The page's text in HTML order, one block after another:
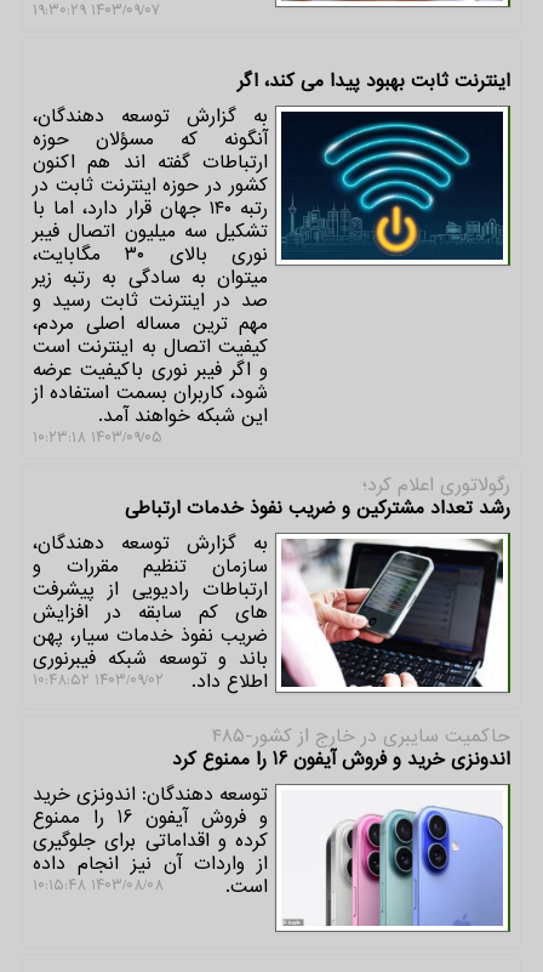
۱۴۰۳/۰۹/۰۷ ۱۹:۳۰:۲۹
اینترنت ثابت بهبود پیدا می کند، اگر
به گزارش توسعه دهندگان،
آنگونه که مسؤلان حوزه
ارتباطات گفته اند هم اکنون
کشور در حوزه اینترنت ثابت در
رتبه ۱۴۰ جهان قرار دارد، اما با
تشکیل سه میلیون اتصال فیبر
نوری بالای ۳۰ مگابایت،
میتوان به سادگی به رتبه زیر
صد در اینترنت ثابت رسید و
مهم ترین مساله اصلی مردم،
کیفیت اتصال به اینترنت است
و اگر فیبر نوری باکیفیت عرضه
شود، کاربران بسمت استفاده از
این شبکه خواهند آمد.
۱۴۰۳/۰۹/۰۵ ۱۰:۲۳:۱۸
رگولاتوری اعلام كرد؛
رشد تعداد مشترکین و ضریب نفوذ خدمات ارتباطی
به گزارش توسعه دهندگان،
سازمان تنظیم مقررات و
ارتباطات رادیویی از پیشرفت
های کم سابقه در افزایش
ضریب نفوذ خدمات سیار، پهن
باند و توسعه شبکه فیبرنوری
اطلاع داد. ۱۴۰۳/۰۹/۰۲ ۱۰:۴۸:۵۲
حاكمیت سایبری در خارج از كشور-۴۸۵
اندونزی خرید و فروش آیفون 16 را ممنوع کرد
توسعه دهندگان: اندونزی خرید
و فروش آیفون 16 را ممنوع
کرده و اقداماتی برای جلوگیری
از واردات آن نیز انجام داده
است. ۱۴۰۳/۰۸/۰۸ ۱۰:۱۵:۴۸